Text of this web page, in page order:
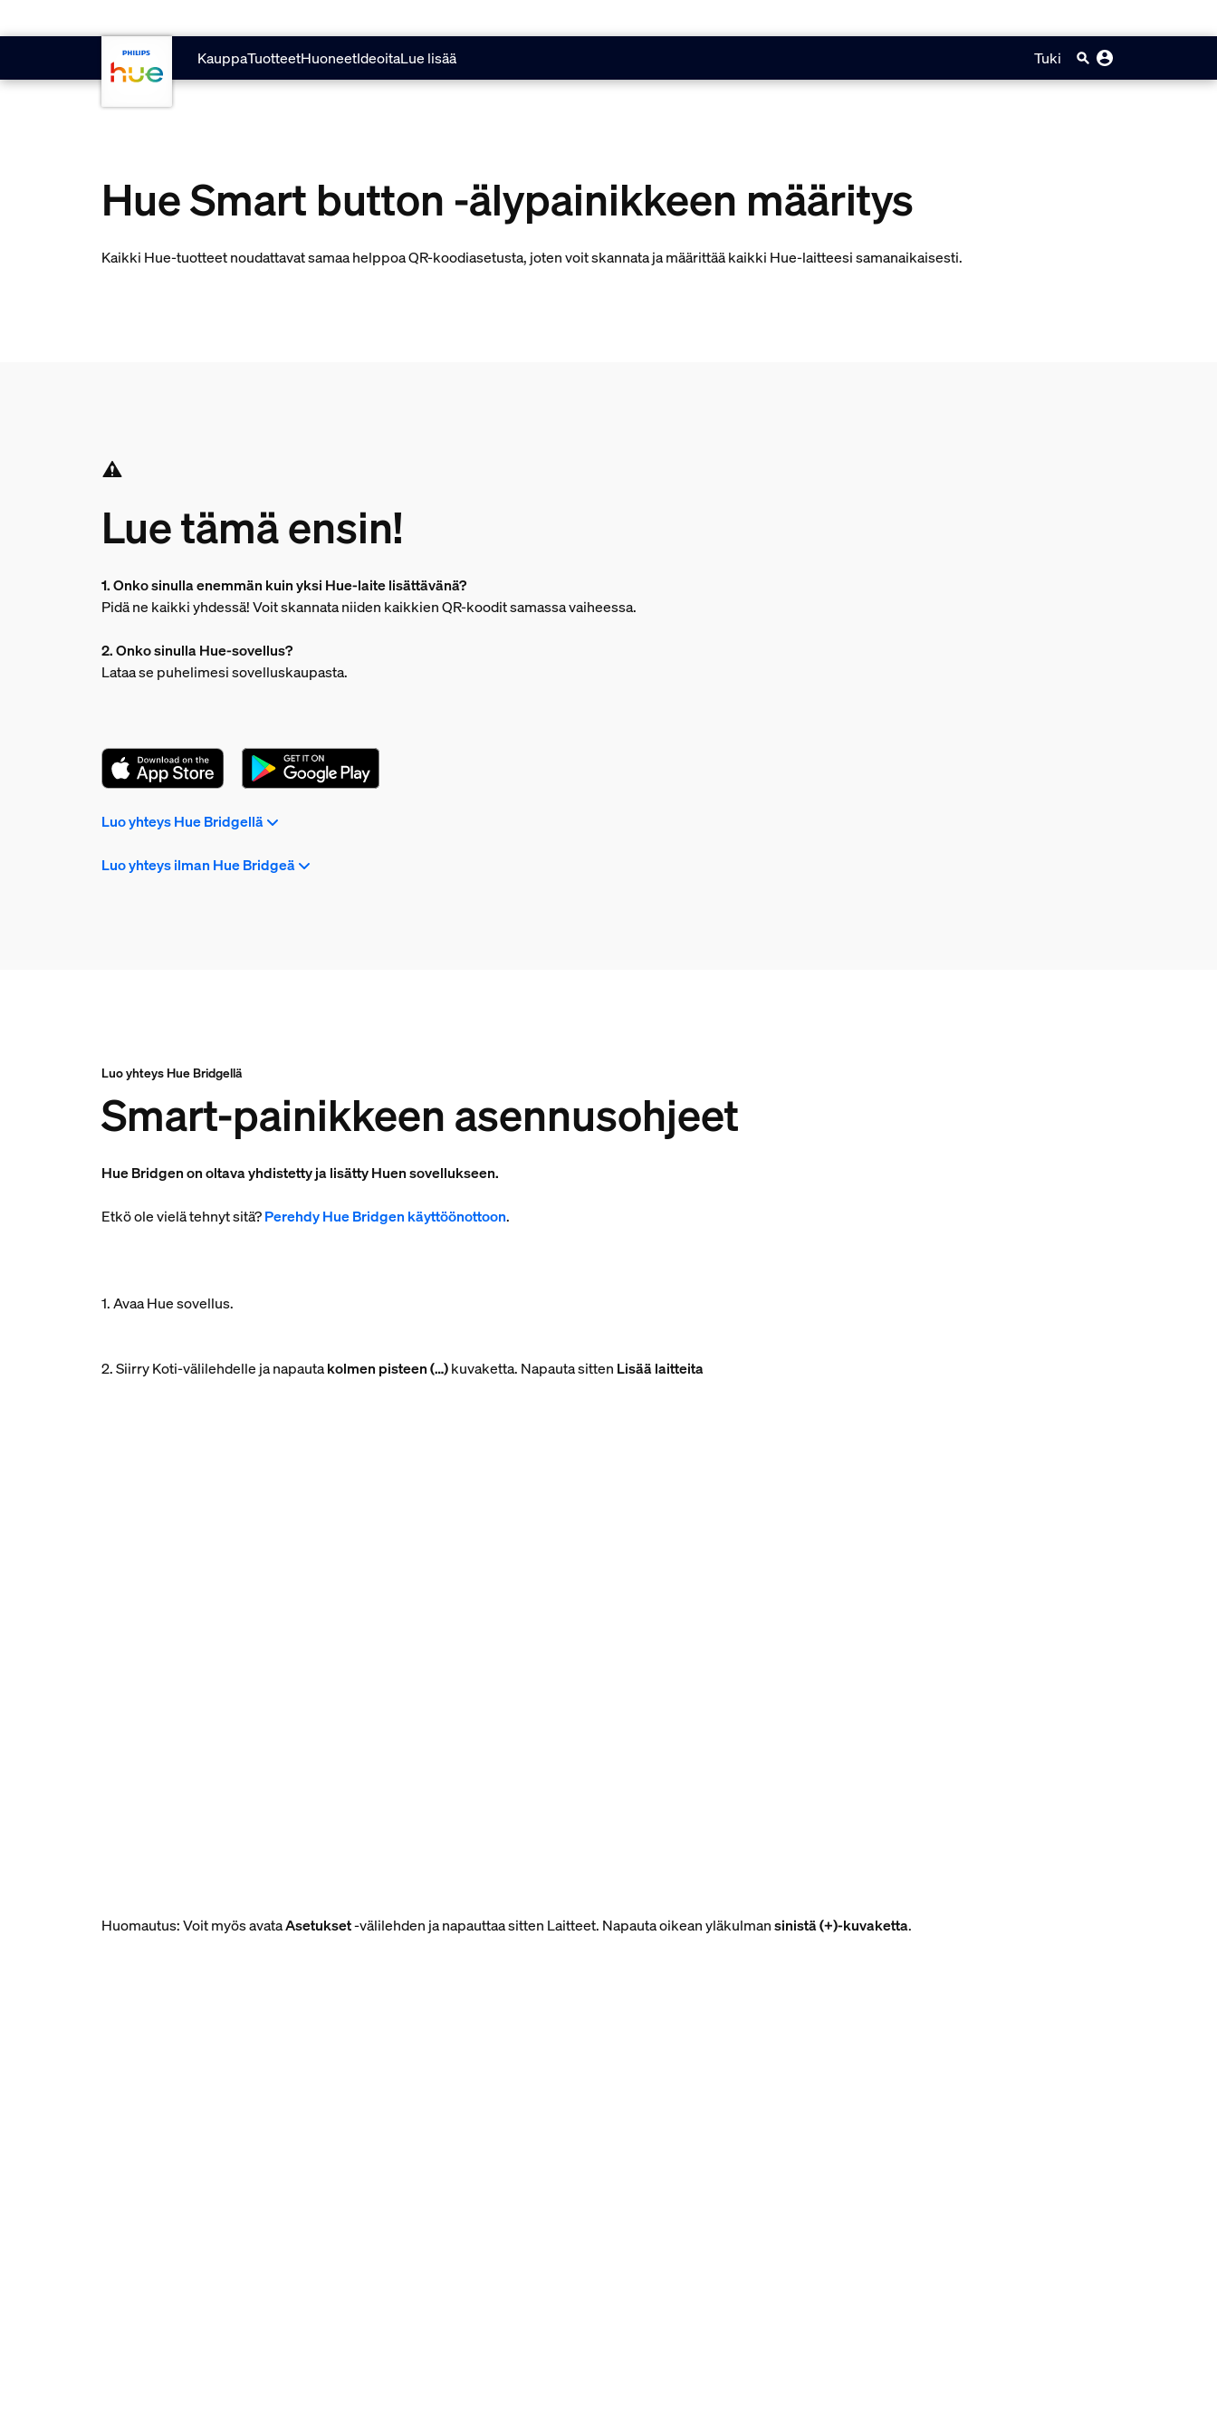
KauppaTuotteetHuoneetIdeoitaLue lisää Tuki
Hue Smart button -älypainikkeen määritys
Kaikki Hue-tuotteet noudattavat samaa helppoa QR-koodiasetusta, joten voit skannata ja määrittää kaikki Hue-laitteesi samanaikaisesti.
Lue tämä ensin!
1. Onko sinulla enemmän kuin yksi Hue-laite lisättävänä?
Pidä ne kaikki yhdessä! Voit skannata niiden kaikkien QR-koodit samassa vaiheessa.
2. Onko sinulla Hue-sovellus?
Lataa se puhelimesi sovelluskaupasta.
Luo yhteys Hue Bridgellä
Luo yhteys ilman Hue Bridgeä
Luo yhteys Hue Bridgellä
Smart-painikkeen asennusohjeet
Hue Bridgen on oltava yhdistetty ja lisätty Huen sovellukseen.
Etkö ole vielä tehnyt sitä?Perehdy Hue Bridgen käyttöönottoon.
1. Avaa Hue sovellus.
2. Siirry Koti-välilehdelle ja napautakolmen pisteen (…)kuvaketta. Napauta sitten Lisää laitteita
Huomautus: Voit myös avataAsetukset-välilehden ja napauttaa sitten Laitteet. Napauta oikean yläkulmansinistä (+)-kuvaketta.